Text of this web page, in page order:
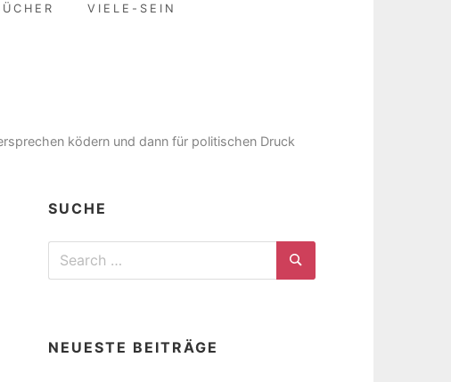
VIELE-SEIN
ködern und dann für politischen Druck
SUCHE
Search
Search
NEUESTE BEITRÄGE